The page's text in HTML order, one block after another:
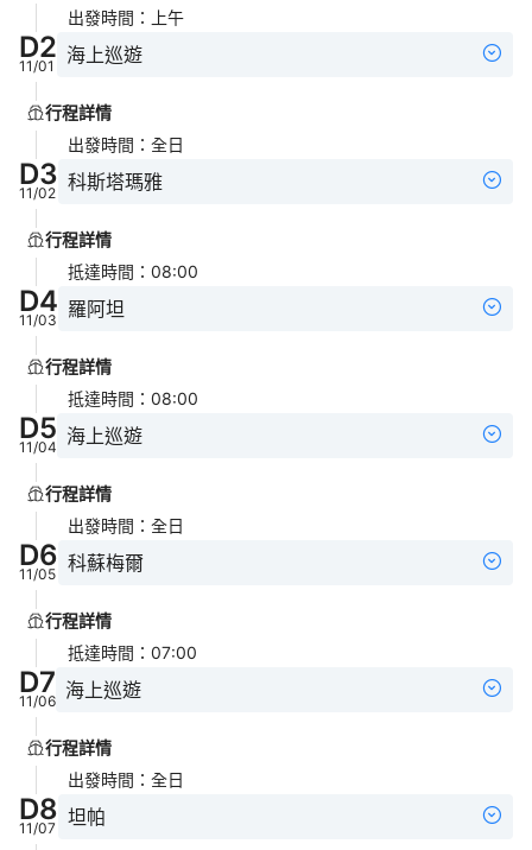
出發時間 ： 上午
D2
11/01 海上巡遊
行程詳情
出發時間 ： 全日
D3
11/02 科斯塔瑪雅
行程詳情
抵達時間 ： 08:00
D4
11/03 羅阿坦
行程詳情
抵達時間 ： 08:00
D5
11/04 海上巡遊
行程詳情
出發時間 ： 全日
D6
11/05 科蘇梅爾
行程詳情
抵達時間 ： 07:00
D7
11/06 海上巡遊
行程詳情
出發時間 ： 全日
D8
11/07 坦帕